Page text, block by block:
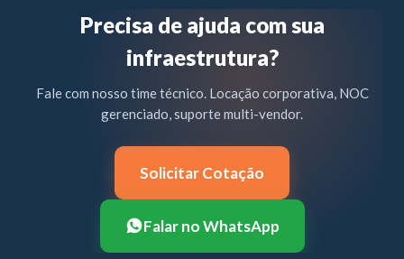
Precisa de ajuda com sua
infraestrutura?
Fale com nosso time técnico. Locação corporativa, NOC
gerenciado, suporte multi-vendor.
Solicitar Cotação
Falar no WhatsApp